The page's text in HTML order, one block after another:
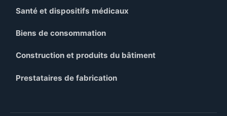
Santé et dispositifs médicaux
Biens de consommation
Construction et produits du bâtiment
Prestataires de fabrication